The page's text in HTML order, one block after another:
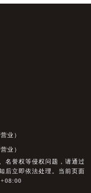
业）
业）
名誉权等侵权问题，请通过
后立即依法处理。当前页面